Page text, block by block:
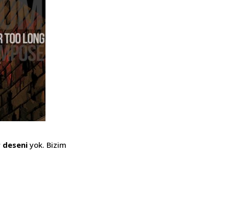
deseni yok. Bizim